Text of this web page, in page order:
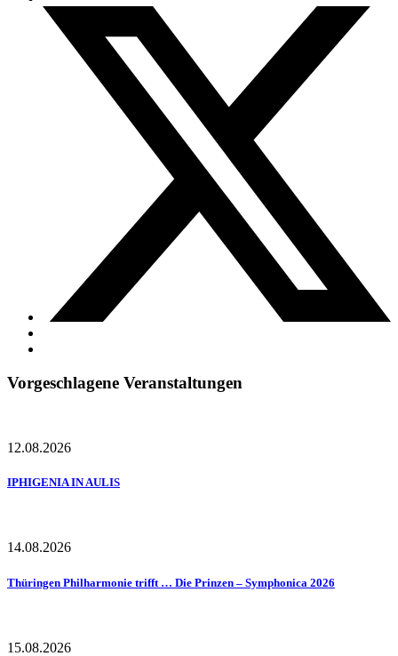
Vorgeschlagene Veranstaltungen
12.08.2026
IPHIGENIA IN AULIS
14.08.2026
Thüringen Philharmonie trifft … Die Prinzen – Symphonica 2026
15.08.2026